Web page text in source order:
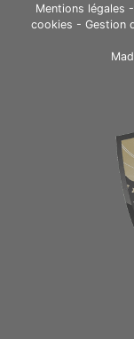
Mentions légales -
cookies - Gestion